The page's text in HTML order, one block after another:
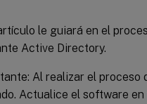
le guiará en el
Active Directory.
Al realizar el proceso
Actualice el software